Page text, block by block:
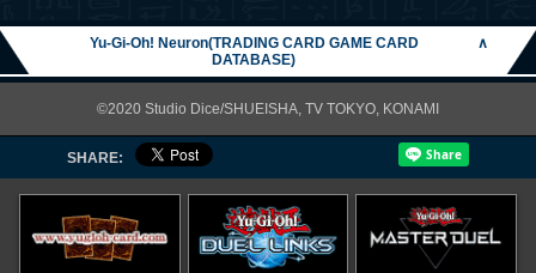
Yu-Gi-Oh! Neuron(TRADING CARD GAME CARD
DATABASE)
∧
©2020 Studio Dice/SHUEISHA, TV TOKYO, KONAMI
SHARE: